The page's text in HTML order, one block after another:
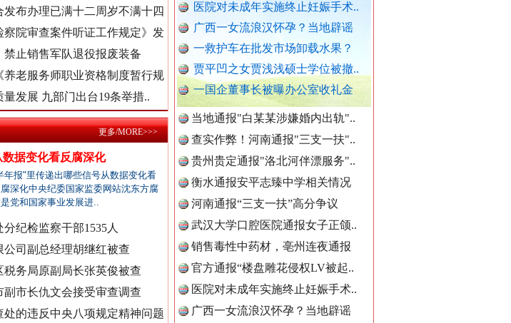
医院对未成年实施终止妊娠手术..
广西一女流浪汉怀孕？当地辟谣
一救护车在批发市场卸载水果？
贾平凹之女贾浅浅硕士学位被撤..
一国企董事长被曝办公室收礼金
执行局长被指低俗骚扰女当事人
当地通报"白某某涉嫌婚内出轨"..
查实作弊！河南通报"三支一扶"..
贵州贵定通报"洛北河伴漂服务"..
衡水通报安平志臻中学相关情况
河南通报“三支一扶”高分争议
武汉大学口腔医院通报女子正颌..
销售毒性中药材，亳州连夜通报
官方通报“楼盘雕花侵权LV被起..
医院对未成年实施终止妊娠手术..
广西一女流浪汉怀孕？当地辟谣
一救护车在批发市场卸载水果？
贾平凹之女贾浅浅硕士学位被撤..
布办理已满十二周岁不满十四
察院审查案件听证工作规定》发
禁止销售军队退役报废装备
养老服务师职业资格制度暂行规
发展 九部门出台19条举措..
数据变化看反腐深化
年报"里传递出哪些信号从数据变化看
深化中央纪委国家监委网站沈东方腐
党和国家事业发展进..
纪检监察干部1535人
公司副总经理胡继红被查
税务局原副局长张英俊被查
副市长仇文会接受审查调查
处的违反中央八项规定精神问题
更多/MORE>>>
国
国
国
国
，负责人莫某某被刑拘 导游发烟没安好心
总书记心中的头等大事